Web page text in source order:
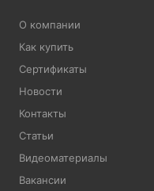
О компании
Как купить
Сертификаты
Новости
Контакты
Статьи
Видеоматериалы
Вакансии